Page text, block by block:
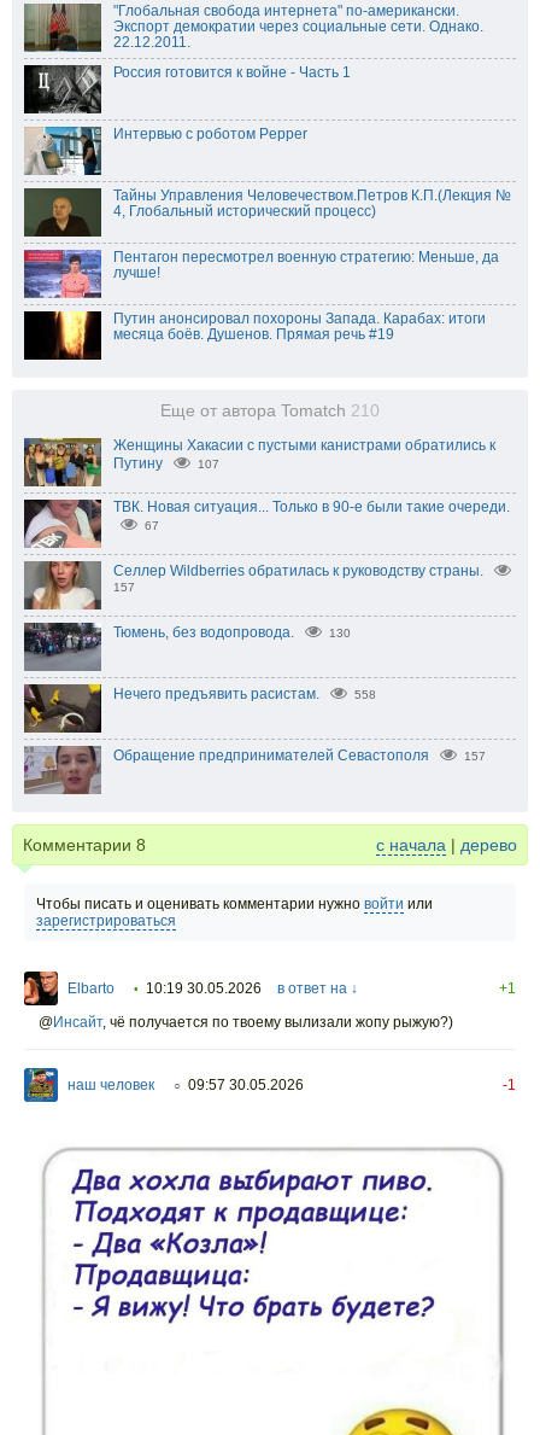
"Глобальная свобода интернета" по-американски.
Экспорт демократии через социальные сети. Однако.
22.12.2011.
Россия готовится к войне - Часть 1
Интервью с роботом Pepper
Тайны Управления Человечеством.Петров К.П.(Лекция №
4, Глобальный исторический процесс)
Пентагон пересмотрел военную стратегию: Меньше, да
лучше!
Путин анонсировал похороны Запада. Карабах: итоги
месяца боёв. Душенов. Прямая речь #19
Еще от автора Tomatch 210
Женщины Хакасии с пустыми канистрами обратились к
Путину
107
ТВК. Новая ситуация... Только в 90-е были такие очереди.
67
Селлер Wildberries обратилась к руководству страны.
157
Тюмень, без водопровода. 130
Нечего предъявить расистам. 558
Обращение предпринимателей Севастополя 157
Комментарии 8 с начала | дерево
Чтобы писать и оценивать комментарии нужно войти или
зарегистрироваться
Elbarto • 10:19 30.05.2026 в ответ на ↓
+1
@Инсайт, чё получается по твоему вылизали жопу рыжую?)
наш человек ○ 09:57 30.05.2026 -1